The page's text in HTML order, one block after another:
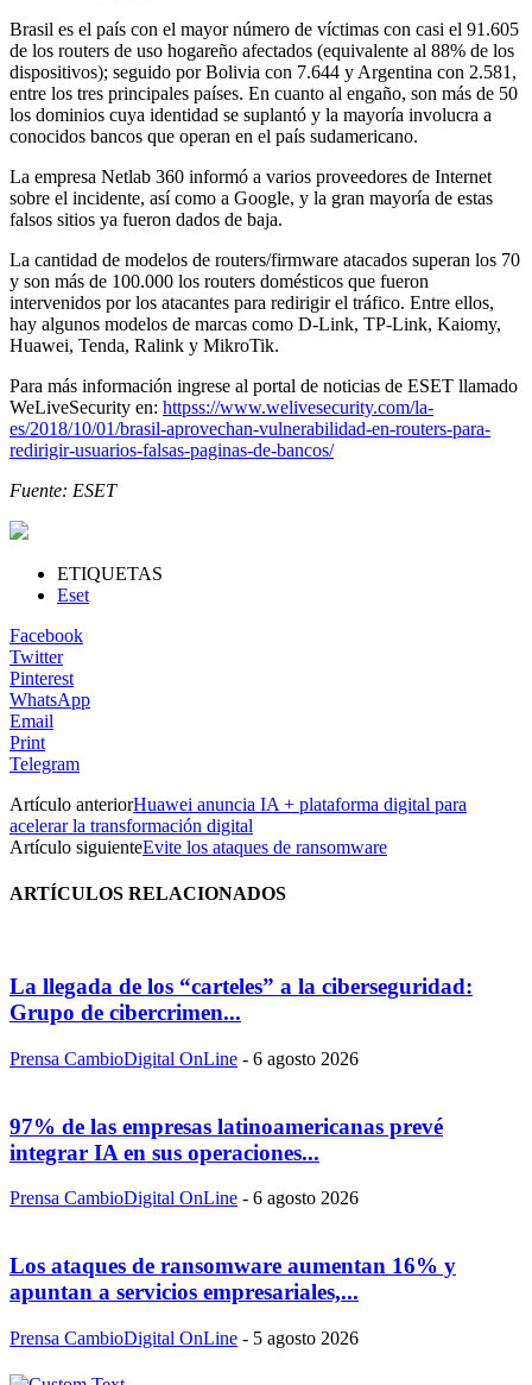
Brasil es el país con el mayor número de víctimas con casi el 91.605
de los routers de uso hogareño afectados (equivalente al 88% de los
dispositivos); seguido por Bolivia con 7.644 y Argentina con 2.581,
entre los tres principales países. En cuanto al engaño, son más de 50
los dominios cuya identidad se suplantó y la mayoría involucra a
conocidos bancos que operan en el país sudamericano.
La empresa Netlab 360 informó a varios proveedores de Internet
sobre el incidente, así como a Google, y la gran mayoría de estas
falsos sitios ya fueron dados de baja.
La cantidad de modelos de routers/firmware atacados superan los 70
y son más de 100.000 los routers domésticos que fueron
intervenidos por los atacantes para redirigir el tráfico. Entre ellos,
hay algunos modelos de marcas como D-Link, TP-Link, Kaiomy,
Huawei, Tenda, Ralink y MikroTik.
Para más información ingrese al portal de noticias de ESET llamado
WeLiveSecurity en: httpss://www.welivesecurity.com/la-
es/2018/10/01/brasil-aprovechan-vulnerabilidad-en-routers-para-
redirigir-usuarios-falsas-paginas-de-bancos/
Fuente: ESET
ETIQUETAS
Eset
Facebook
Twitter
Pinterest
WhatsApp
Email
Print
Telegram
Artículo anteriorHuawei anuncia IA + plataforma digital para
acelerar la transformación digital
Artículo siguienteEvite los ataques de ransomware
ARTÍCULOS RELACIONADOS
La llegada de los “carteles” a la ciberseguridad:
Grupo de cibercrimen...
Prensa CambioDigital OnLine - 6 agosto 2026
97% de las empresas latinoamericanas prevé
integrar IA en sus operaciones...
Prensa CambioDigital OnLine - 6 agosto 2026
Los ataques de ransomware aumentan 16% y
apuntan a servicios empresariales,...
Prensa CambioDigital OnLine - 5 agosto 2026